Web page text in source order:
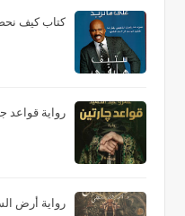
كتاب كيف
رواية قواعد
رواية أرض